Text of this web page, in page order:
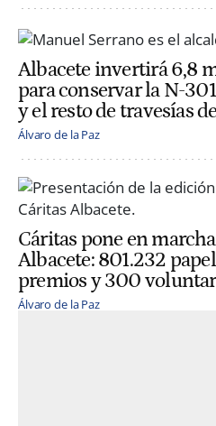
Albacete invertirá 6,8
para conservar la N-
y el resto de travesías
Álvaro de la Paz
Cáritas pone en
Albacete: 801.232
premios y 300
Álvaro de la Paz